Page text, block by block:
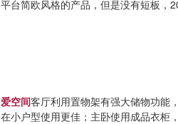
平台简欧风格的产品，但是没有短板，
爱空间客厅利用置物架有强大储物功能
在小户型使用更佳； 主卧使用成品衣柜